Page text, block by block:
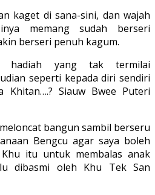
kaget di sana-sini, dan wajah
memang sudah berseri
berseri penuh kagum.
hadiah yang tak termilai
seperti kepada diri sendiri
Khitan….? Siauw Bwee Puteri
bangun sambil berseru
Bengcu agar saya boleh
itu untuk membalas anak
dibasmi oleh Khu Tek San